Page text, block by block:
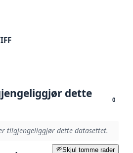
dette
0
tilgjengeliggjør dette datasettet.
Skjul tomme rader